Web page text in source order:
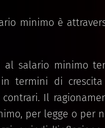
minimo è
al salario minimo
termini di
Il
per legge o per